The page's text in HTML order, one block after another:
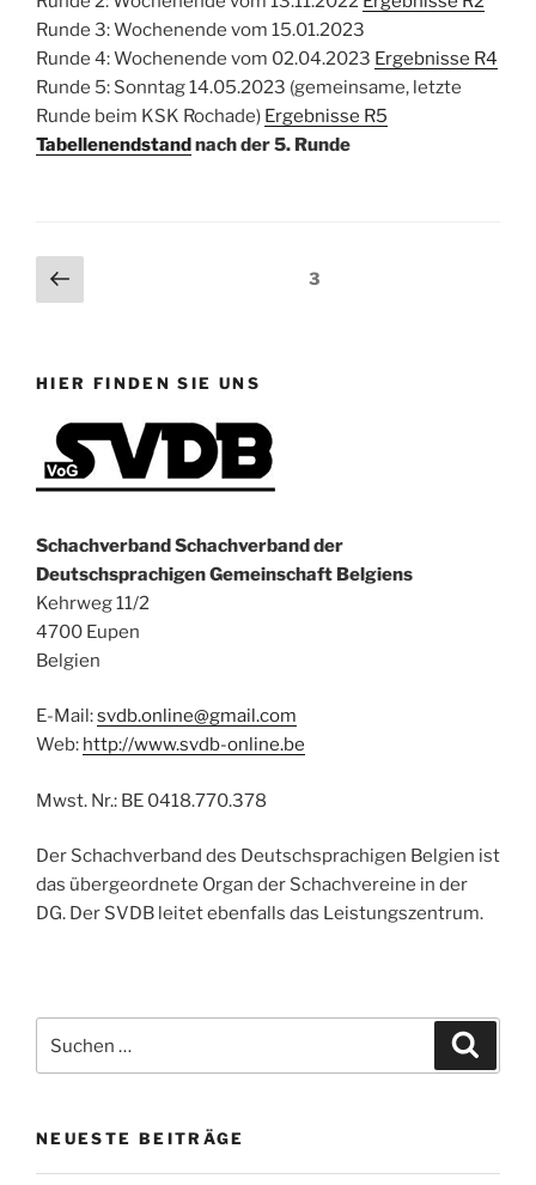
Runde 3: Wochenende vom 15.01.2023
Runde 4: Wochenende vom 02.04.2023 Ergebnisse R4
Runde 5: Sonntag 14.05.2023 (gemeinsame, letzte
Runde beim KSK Rochade) Ergebnisse R5
Tabellenendstandnach der 5. Runde
Beitragsnavigation
Vorherige
Seite
Seite3
HIER FINDEN SIE UNS
Schachverband Schachverband der
Deutschsprachigen Gemeinschaft Belgiens
Kehrweg 11/2
4700 Eupen
Belgien
E-Mail:svdb.online@gmail.com
Web: http://www.svdb-online.be
Mwst. Nr.: BE 0418.770.378
Der Schachverband des Deutschsprachigen Belgien ist
das übergeordnete Organ der Schachvereine in der
DG. Der SVDB leitet ebenfalls das Leistungszentrum.
nach:
NEUESTE BEITRÄGE